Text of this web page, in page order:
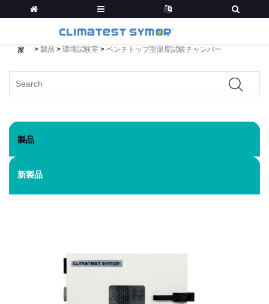
家 > 製品 > 環境試験室 > ベンチトップ型温度試験チャンバー
製品
新製品